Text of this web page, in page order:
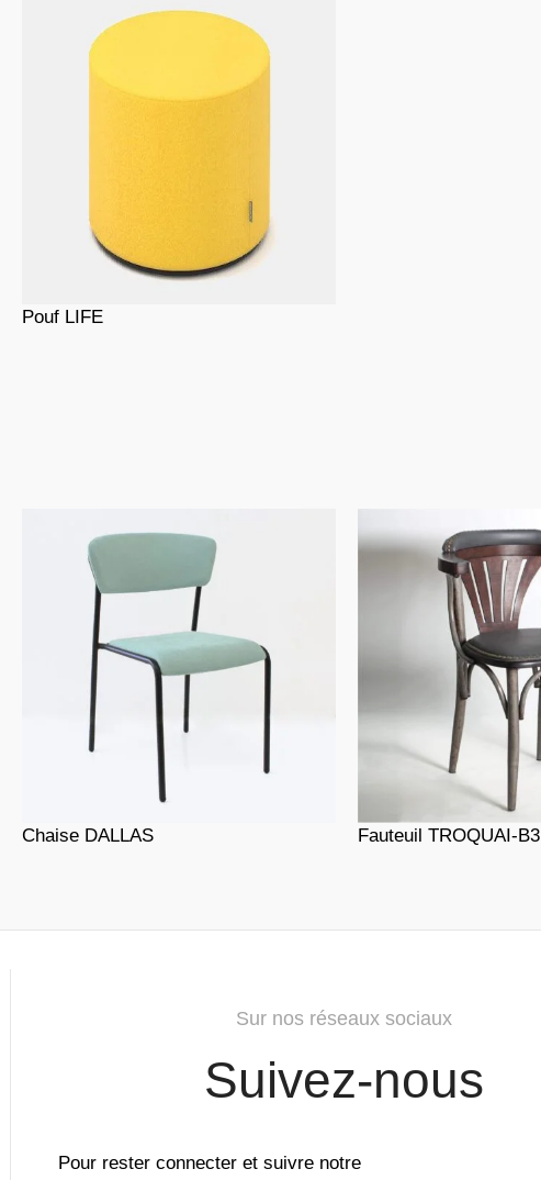
Pouf LIFE
Chaise DALLAS Fauteuil TROQUAI-B3
Sur nos réseaux sociaux
Suivez-nous
Pour rester connecter et suivre notre